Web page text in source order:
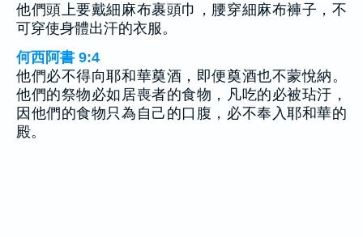
他們頭上要戴細麻布裹頭巾，腰穿細麻布褲子，不
可穿使身體出汗的衣服。
何西阿書 9:4
他們必不得向耶和華奠酒，即便奠酒也不蒙悅納。
他們的祭物必如居喪者的食物，凡吃的必被玷汙，
因他們的食物只為自己的口腹，必不奉入耶和華的
殿。